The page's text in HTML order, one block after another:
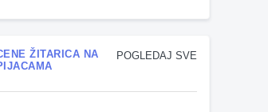
POGLEDAJ SVE
ŽITARICA NA